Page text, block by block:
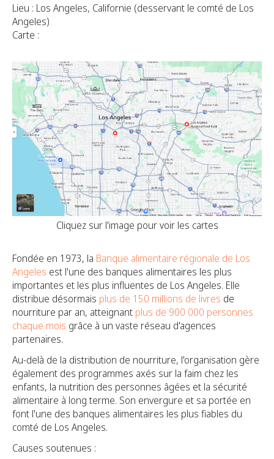
Lieu : Los Angeles, Californie (desservant le comté de Los
Angeles)
Carte :
Cliquez sur l'image pour voir les cartes
Fondée en 1973, la Banque alimentaire régionale de Los
Angeles est l'une des banques alimentaires les plus
importantes et les plus influentes de Los Angeles. Elle
distribue désormais plus de 150 millions de livres de
nourriture par an, atteignant plus de 900 000 personnes
chaque mois grâce à un vaste réseau d'agences
partenaires.
Au-delà de la distribution de nourriture, l'organisation gère
également des programmes axés sur la faim chez les
enfants, la nutrition des personnes âgées et la sécurité
alimentaire à long terme. Son envergure et sa portée en
font l'une des banques alimentaires les plus fiables du
comté de Los Angeles.
Causes soutenues :